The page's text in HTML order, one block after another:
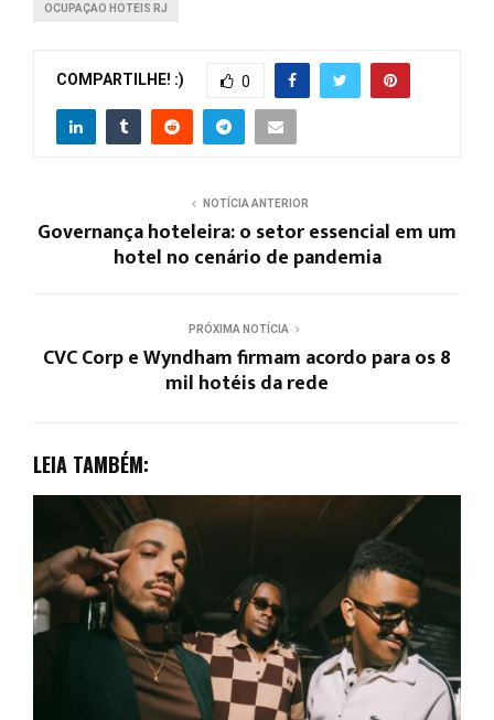
OCUPAÇAO HOTEIS RJ
COMPARTILHE! :) 0
NOTÍCIA ANTERIOR
Governança hoteleira: o setor essencial em um
hotel no cenário de pandemia
PRÓXIMA NOTÍCIA
CVC Corp e Wyndham firmam acordo para os 8
mil hotéis da rede
LEIA TAMBÉM: